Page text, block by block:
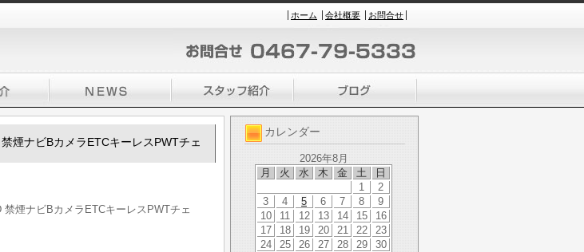
ホーム 会社概要 お問合せ
カレンダー
2026年8月
月
火 水 木 金 土 日
1
2
3
4 5 6 7 8
9
10
11 12 13 14 15
16
17
18 19 20 21 22
23
24
25 26 27 28 29
30
煙ナビBカメラETCキーレスPWTチェ
煙ナビBカメラETCキーレスPWTチェ